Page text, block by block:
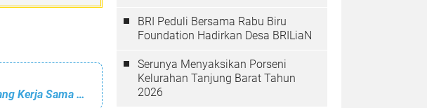
Plh. Kepala BP Batam - Konsul Jenderal India Buka Peluang Kerja Sama Peningkatan Investasi di Batam
BRI Peduli Bersama Rabu Biru
Foundation Hadirkan Desa BRILiaN
Serunya Menyaksikan Porseni
Kelurahan Tanjung Barat Tahun
2026